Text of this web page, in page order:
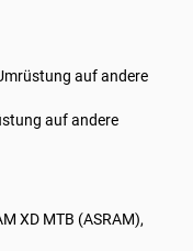
auf andere
auf andere
XD MTB (ASRAM),